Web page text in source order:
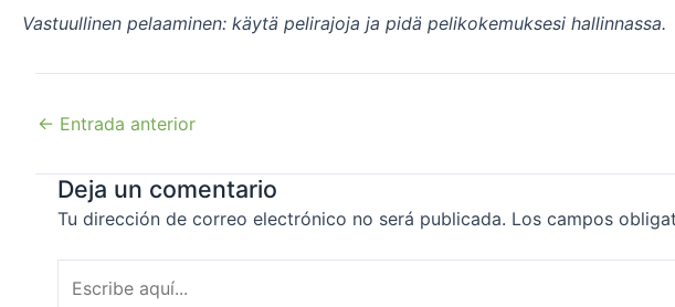
Vastuullinen pelaaminen: käytä pelirajoja ja pidä pelikokemuksesi hallinnassa.
← Entrada anterior
Deja un comentario
Tu dirección de correo electrónico no será publicada. Los campos
aquí...